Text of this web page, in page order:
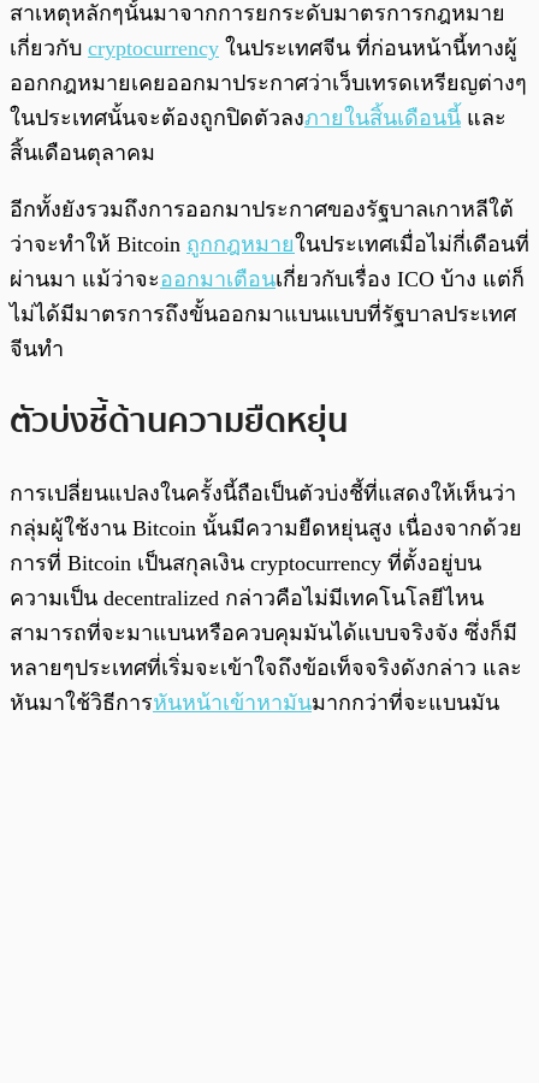
สาเหตุหลักๆนั้นมาจากการยกระดับมาตรการกฎหมาย
เกี่ยวกับ cryptocurrency ในประเทศจีน ที่ก่อนหน้านี้ทางผู้
ออกกฎหมายเคยออกมาประกาศว่าเว็บเทรดเหรียญต่างๆ
ในประเทศนั้นจะต้องถูกปิดตัวลงภายในสิ้นเดือนนี้ และ
สิ้นเดือนตุลาคม
อีกทั้งยังรวมถึงการออกมาประกาศของรัฐบาลเกาหลีใต้
ว่าจะทำให้ Bitcoin ถูกกฎหมายในประเทศเมื่อไม่กี่เดือนที่
ผ่านมา แม้ว่าจะออกมาเตือนเกี่ยวกับเรื่อง ICO บ้าง แต่ก็
ไม่ได้มีมาตรการถึงขั้นออกมาแบนแบบที่รัฐบาลประเทศ
จีนทำ
ตัวบ่งชี้ด้านความยืดหยุ่น
การเปลี่ยนแปลงในครั้งนี้ถือเป็นตัวบ่งชี้ที่แสดงให้เห็นว่า
กลุ่มผู้ใช้งาน Bitcoin นั้นมีความยืดหยุ่นสูง เนื่องจากด้วย
การที่ Bitcoin เป็นสกุลเงิน cryptocurrency ที่ตั้งอยู่บน
ความเป็น decentralized กล่าวคือไม่มีเทคโนโลยีไหน
สามารถที่จะมาแบนหรือควบคุมมันได้แบบจริงจัง ซึ่งก็มี
หลายๆประเทศที่เริ่มจะเข้าใจถึงข้อเท็จจริงดังกล่าว และ
หันมาใช้วิธีการหันหน้าเข้าหามันมากกว่าที่จะแบนมัน